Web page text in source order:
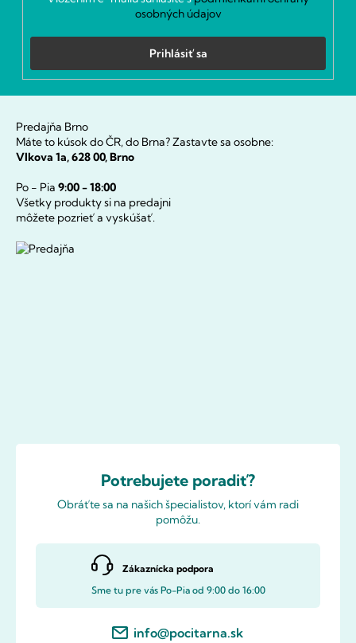
osobných údajov
Prihlásiť sa
Predajňa Brno
Máte to kúsok do ČR, do Brna? Zastavte sa osobne:
Vlkova 1a, 628 00, Brno
Po - Pia 9:00 - 18:00
Všetky produkty si na predajni
môžete pozrieť a vyskúšať.
Potrebujete poradiť?
Obráťte sa na našich špecialistov, ktorí vám radi
pomôžu.
Zákaznícka podpora
Sme tu pre vás Po-Pia od 9:00 do 16:00
info@pocitarna.sk